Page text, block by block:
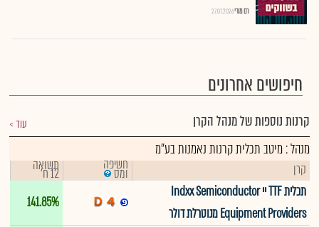
27.07.2026רם מורי
חיפושים אחרונים
קרנות נוספות של מנהל הקרן עוד
מנהל : מיטב תכלית קרנות נאמנות בע"מ
קרן חשיפה
ומס תשואה
12 ח'
תכלית TTF יי Indxx Semiconductor
Equipment Providers מנוטרלת דולר
141.85%